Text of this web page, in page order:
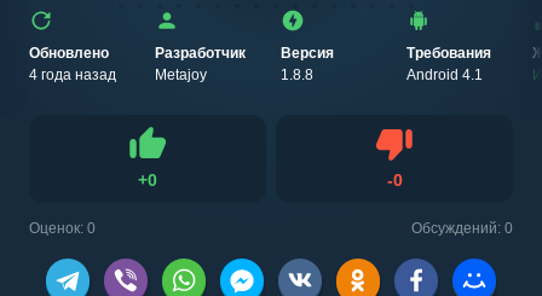
Обновлено
4 года назад
Разработчик
Metajoy
Версия
1.8.8
Требования
Android 4.1
+0
Нравится
-0Не нравится
Оценок: 0 Обсуждений: 0